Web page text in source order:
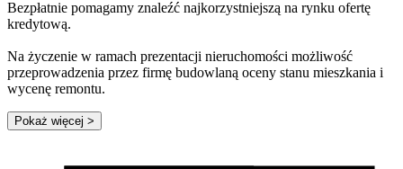
Bezpłatnie pomagamy znaleźć najkorzystniejszą na rynku ofertę
kredytową.
Na życzenie w ramach prezentacji nieruchomości możliwość
przeprowadzenia przez firmę budowlaną oceny stanu mieszkania i
wycenę remontu.
Pokaż więcej >